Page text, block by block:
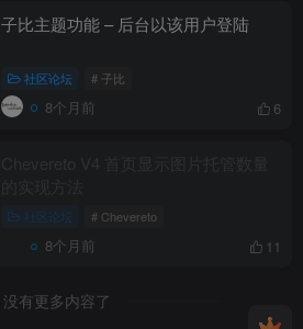
子比主题功能 – 后台以该用户登陆
社区论坛 # 子比
8个月前 6
社区论坛 # Chevereto
8个月前 11
没有更多内容了